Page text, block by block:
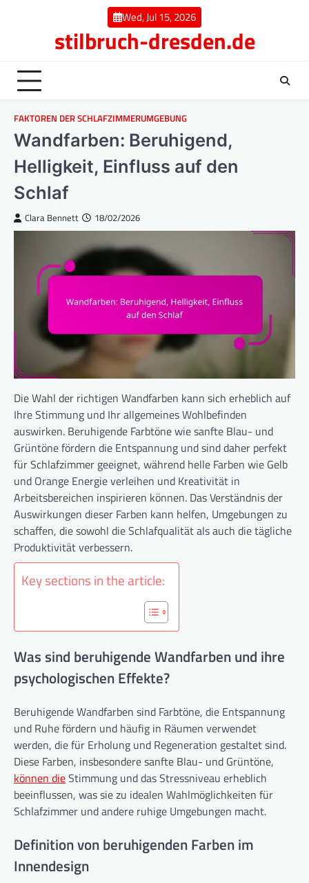
Wed, Jul 15, 2026
stilbruch-dresden.de
FAKTOREN DER SCHLAFZIMMERUMGEBUNG
Wandfarben: Beruhigend,
Helligkeit, Einfluss auf den
Schlaf
Clara Bennett 18/02/2026
Die Wahl der richtigen Wandfarben kann sich erheblich auf
Ihre Stimmung und Ihr allgemeines Wohlbefinden
auswirken. Beruhigende Farbtöne wie sanfte Blau- und
Grüntöne fördern die Entspannung und sind daher perfekt
für Schlafzimmer geeignet, während helle Farben wie Gelb
und Orange Energie verleihen und Kreativität in
Arbeitsbereichen inspirieren können. Das Verständnis der
Auswirkungen dieser Farben kann helfen, Umgebungen zu
schaffen, die sowohl die Schlafqualität als auch die tägliche
Produktivität verbessern.
Key sections in the article:
Was sind beruhigende Wandfarben und ihre
psychologischen Effekte?
Beruhigende Wandfarben sind Farbtöne, die Entspannung
und Ruhe fördern und häufig in Räumen verwendet
werden, die für Erholung und Regeneration gestaltet sind.
Diese Farben, insbesondere sanfte Blau- und Grüntöne,
können dieStimmung und das Stressniveau erheblich
beeinflussen, was sie zu idealen Wahlmöglichkeiten für
Schlafzimmer und andere ruhige Umgebungen macht.
Definition von beruhigenden Farben im
Innendesign